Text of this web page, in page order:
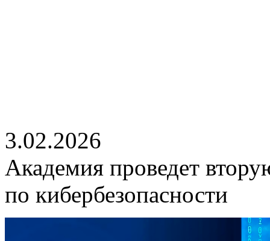
3.02.2026
Академия проведет
по кибербезопасности